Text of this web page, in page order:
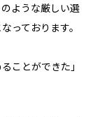
ような厳しい選
なっております。
ことができた」